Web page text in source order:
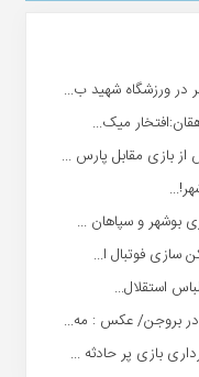
در ورزشگاه شهید ب...
میک...
بازی مقابل پارس ...
بوشهر و سپاهان ...
سازی فوتبال ا...
استقلال...
در بروجن/ عکس : مه...
بازی پر حادثه ...